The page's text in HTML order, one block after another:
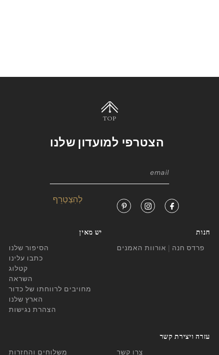
TOP
הצטרפי למועדון שלנו
חנות
פרדס חנה | אורוות האמנים
יש מאין
הסיפור שלנו
כתבו עלינו
קטלוג
השראה
מחויבים לרווחתו של כדור
הארץ שלנו
הצהרת נגישות
עזרה ויצירת קשר
צרו קשר משלוחים והחזרות